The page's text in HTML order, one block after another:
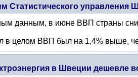
Статистического управления
данным, в июне ВВП страны
в целом ВВП был на 1,4% выше,
в Швеции дешевле